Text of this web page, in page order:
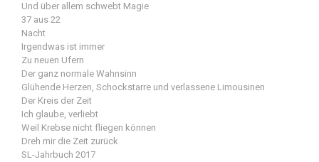
Und über allem schwebt Magie
37 aus 22
Nacht
Irgendwas ist immer
Zu neuen Ufern
Der ganz normale Wahnsinn
Glühende Herzen, Schockstarre und verlassene Limousinen
Der Kreis der Zeit
Ich glaube, verliebt
Weil Krebse nicht fliegen können
Dreh mir die Zeit zurück
SL-Jahrbuch 2017